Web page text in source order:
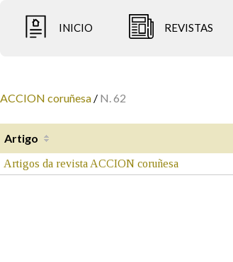
INICIO REVISTAS
ACCION coruñesa / N. 62
Artigo
Artigos da revista ACCION coruñesa